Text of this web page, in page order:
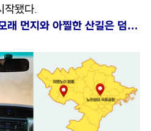
작됐다.
래 먼지와 아찔한 산길은 덤…